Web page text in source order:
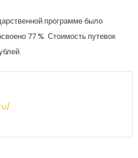
программе было
77 %. Стоимость путевок